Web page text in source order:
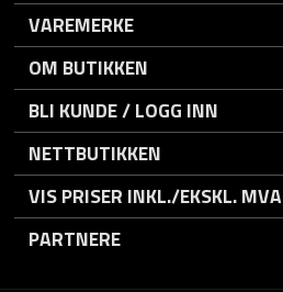
VAREMERKE
OM BUTIKKEN
BLI KUNDE / LOGG INN
NETTBUTIKKEN
VIS PRISER INKL./EKSKL. MVA
PARTNERE